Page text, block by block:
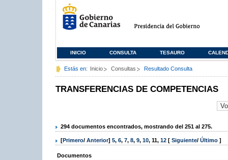
INICIO CONSULTA TESAURO
Estás en: Inicio Consultas Resultado Consulta
TRANSFERENCIAS DE COMPETENCIAS
294 documentos encontrados, mostrando del 251 al 275.
[Primero/ Anterior] 5, 6, 7, 8, 9, 10, 11, 12 [ Siguiente/ Último ]
Documentos